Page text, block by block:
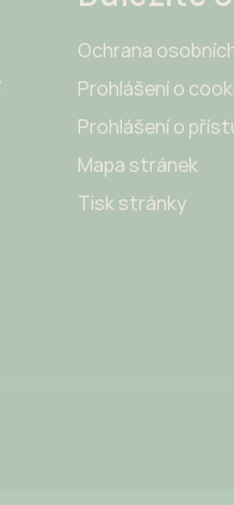
Ochrana
Prohlášení o
Prohlášení o
Mapa stránek
Tisk stránky